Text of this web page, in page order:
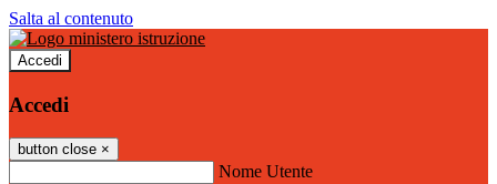
Salta al contenuto
Accedi
Accedi
button close ×
Nome Utente